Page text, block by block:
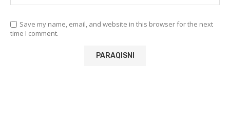
Save my name, email, and website in this browser for the next
time I comment.